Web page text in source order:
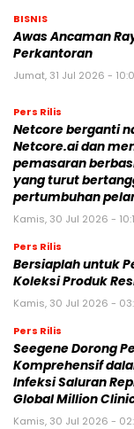
BISNIS
Awas Ancaman
Perkantoran
Jumat, 31 Jul 2026 -
Pers Rilis
Netcore berganti
Netcore.ai dan
pemasaran
yang turut
pertumbuhan
Kamis, 30 Jul 2026 -
Pers Rilis
Bersiaplah untuk
Koleksi Produk
Kamis, 30 Jul 2026 -
Pers Rilis
Seegene Dorong
Komprehensif
Infeksi Saluran
Global Million
Kamis, 30 Jul 2026 -